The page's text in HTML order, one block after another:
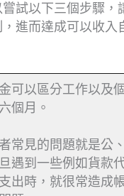
試以下三個步驟，
進而達成可以收入
可以區分工作以及
個月。
常見的問題就是公
遇到一些例如貨款
出時，就很常造成